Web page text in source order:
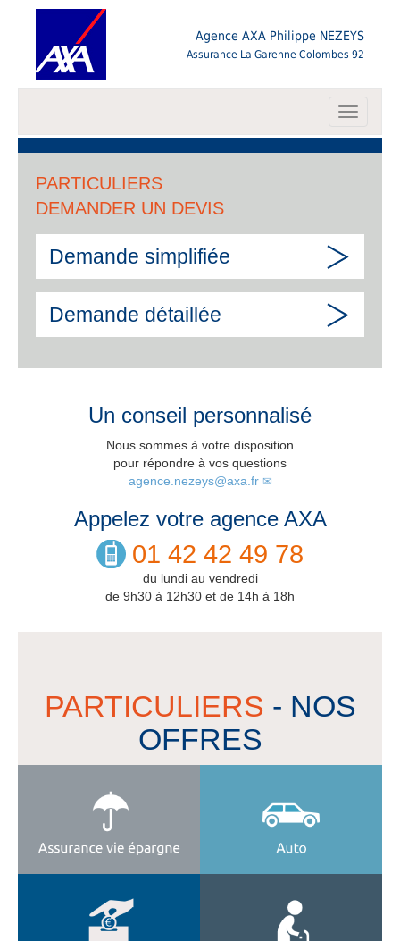
Agence AXA Philippe NEZEYS
Assurance La Garenne Colombes 92
Toggle
PARTICULIERS
DEMANDER UN DEVIS
Demande simplifiée
Demande détaillée
Un conseil personnalisé
Nous sommes à votre disposition
pour répondre à vos questions
agence.nezeys@axa.fr
Appelez votre agence AXA
01 42 42 49 78
du lundi au vendredi
de 9h30 à 12h30 et de 14h à 18h
PARTICULIERS - NOS
OFFRES